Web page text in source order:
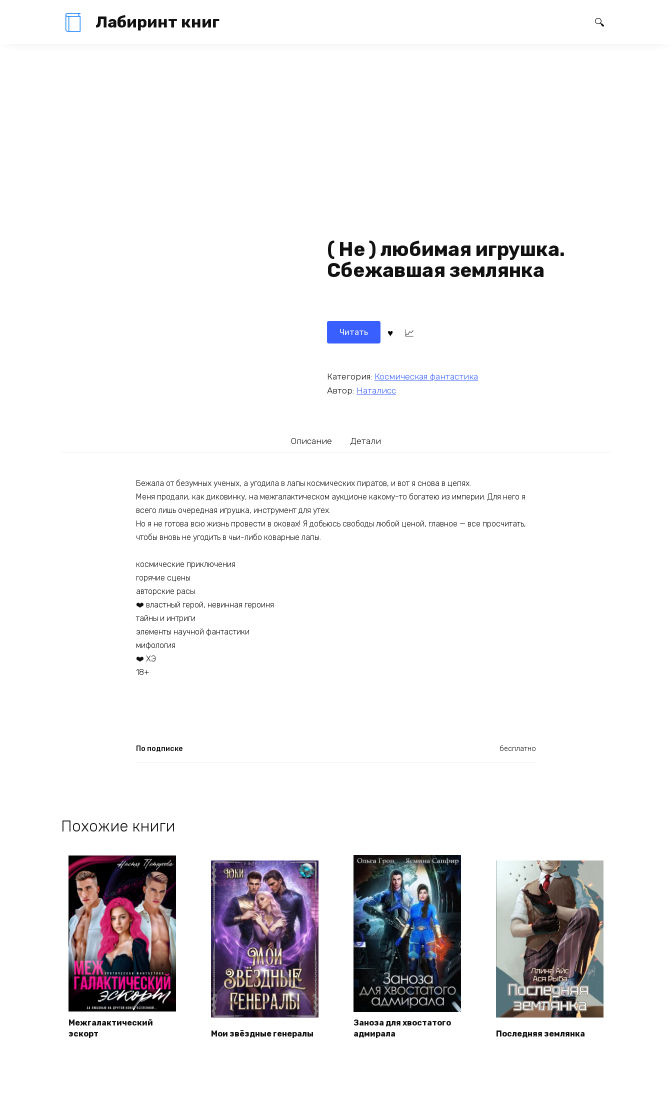
Лабиринт книг
( Не ) любимая игрушка.
Сбежавшая землянка
Читать
Категория: Космическая фантастика
Автор: Наталисс
Описание Детали
Бежала от безумных ученых, а угодила в лапы космических пиратов, и вот я снова в цепях.
Меня продали, как диковинку, на межгалактическом аукционе какому-то богатею из империи. Для него я
всего лишь очередная игрушка, инструмент для утех.
Но я не готова всю жизнь провести в оковах! Я добьюсь свободы любой ценой, главное — все просчитать,
чтобы вновь не угодить в чьи-либо коварные лапы.
космические приключения
горячие сцены
авторские расы
‍❤️‍ властный герой, невинная героиня
тайны и интриги
элементы научной фантастики
мифология
‍❤️‍ ХЭ
18+
По подписке бесплатно
Похожие книги
Межгалактический
эскорт
Мои звёздные генералы
Заноза для хвостатого
адмирала
Последняя землянка